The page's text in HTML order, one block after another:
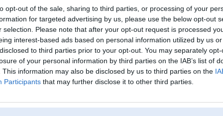
opt-out of the sale, sharing to third parties, or processing of your
for targeted advertising by us, please use the below opt-out
selection. Please note that after your opt-out request is processed
interest-based ads based on personal information utilized by us
to third parties prior to your opt-out. You may separately
of your personal information by third parties on the IAB’s list of
This information may also be disclosed by us to third parties on the
Participants that may further disclose it to other third parties.
Lietotāja win68innet profils
Lietotājvārds:
win68innet
Pilsēta:
Ventspils
Ziņojumi forumā:
0
[Pēdējie ziņojumi forumā]